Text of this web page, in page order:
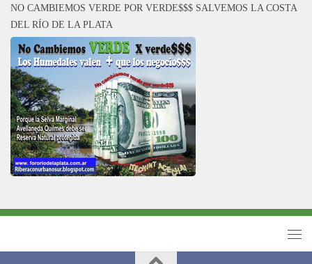
NO CAMBIEMOS VERDE POR VERDE$$$ SALVEMOS LA COSTA
DEL RÍO DE LA PLATA